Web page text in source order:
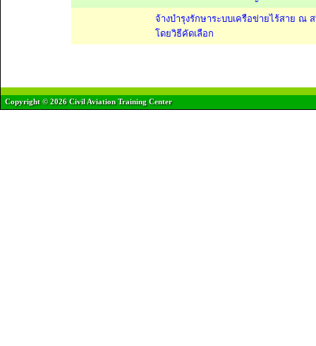
จ้างบำรุงรักษาระบบเครือข่ายไร้สาย
โดยวิธีคัดเลือก
Copyright © 2026 Civil Aviation Training Center